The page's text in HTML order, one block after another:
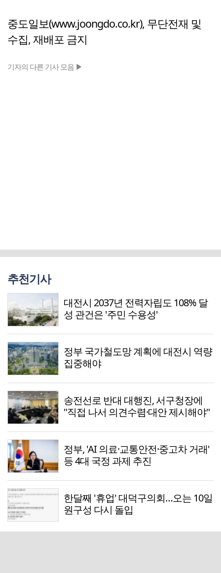
중도일보(www.joongdo.co.kr), 무단전재 및
수집, 재배포 금지
기자의 다른 기사 모음 ▶
추천기사
대전시 2037년 전력자립도 108% 달
성 관건은 '주민 수용성'
정부 국가철도망 계획에 대전시 역량
집중해야
송전선로 반대 대행진, 서구청장에
"직접 나서 의견수렴·대안 제시해야"
정부, 'AI 의료·교통안전·중고차 거래'
등 4대 국정 과제 추진
한달째 '휴업' 대덕구의회…오는 10일
원구성 다시 돌입